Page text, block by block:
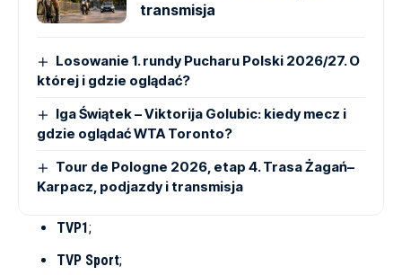
transmisja
Losowanie 1. rundy Pucharu Polski 2026/27. O
której i gdzie oglądać?
Iga Świątek – Viktorija Golubic: kiedy mecz i
gdzie oglądać WTA Toronto?
Tour de Pologne 2026, etap 4. Trasa Żagań–
Karpacz, podjazdy i transmisja
TVP1;
TVP Sport;